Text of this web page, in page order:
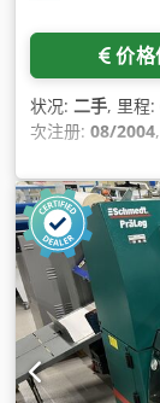
价格
状况: 二手, 里程:
次注册: 08/2004